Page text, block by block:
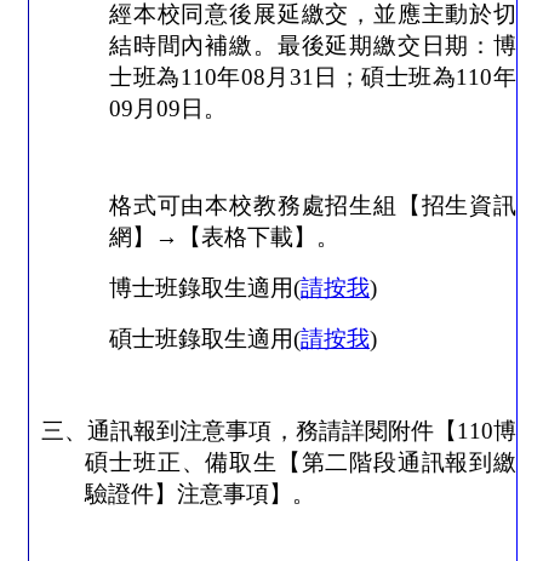
經本校同意後展延繳交，並應主動於切
結時間內補繳。最後延期繳交日期：博
士班為110年08 月 31 日；碩士班為110年
09 月09 日。
格式可由本校教務處招生組【招生資訊
網】
→
【表格下載】。
博士班錄取生適用(請按我)
碩士班錄取生適用(請按我)
三、通訊報到注意事項，務請詳閱附件【110博
碩士班正、備取生【第二階段通訊報到繳
驗證件】注意事項】。